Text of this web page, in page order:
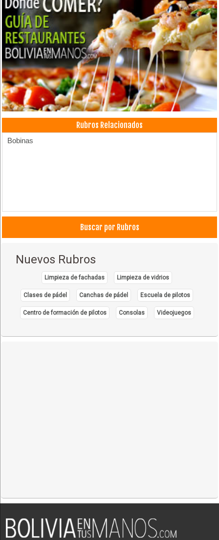
Rubros Relacionados
Bobinas
Buscar por Rubros
Nuevos Rubros
Limpieza de fachadas Limpieza de vidrios
Clases de pádel Canchas de pádel Escuela de pilotos
Centro de formación de pilotos Consolas Videojuegos